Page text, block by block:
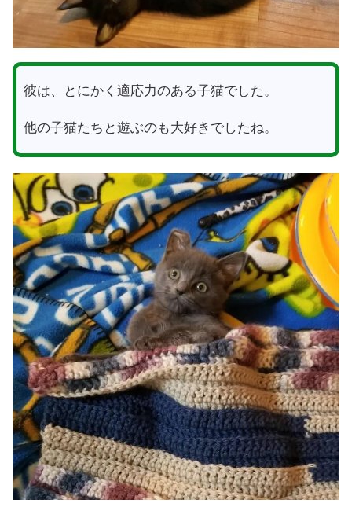
彼は、とにかく適応力のある子猫でした。
他の子猫たちと遊ぶのも大好きでしたね。